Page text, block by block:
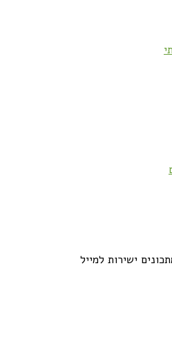
ישירות למייל